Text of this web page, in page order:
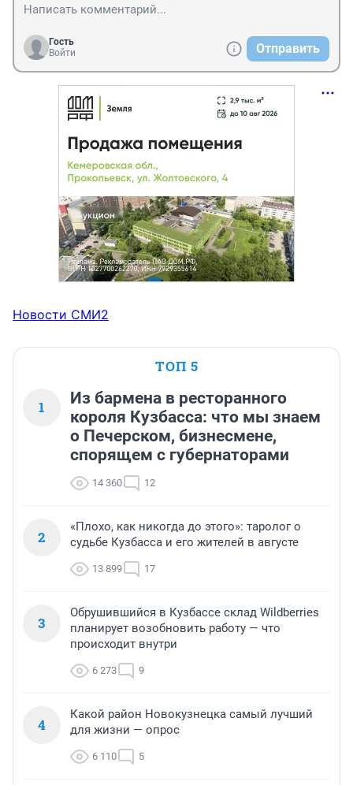
Гость
Войти
Отправить
Новости СМИ2
ТОП 5
1
Из бармена в ресторанного
короля Кузбасса: что мы знаем
о Печерском, бизнесмене,
спорящем с губернаторами
14 360 12
2
«Плохо, как никогда до этого»: таролог о
судьбе Кузбасса и его жителей в августе
13 899 17
3
Обрушившийся в Кузбассе склад Wildberries
планирует возобновить работу — что
происходит внутри
6 273 9
4
Какой район Новокузнецка самый лучший
для жизни — опрос
6 110 5